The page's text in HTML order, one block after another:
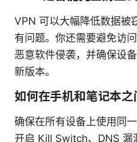
VPN 可以大幅降低数据被
有问题。你还需要避免访
恶意软件侵袭，并确保设
新版本。
如何在手机和笔记本之
确保在所有设备上使用同
开启 Kill Switch、DNS 漏